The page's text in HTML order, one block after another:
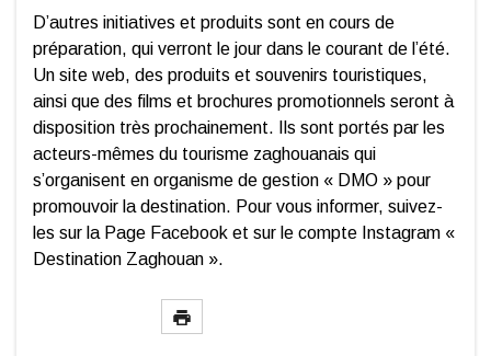
D’autres initiatives et produits sont en cours de
préparation, qui verront le jour dans le courant de l’été.
Un site web, des produits et souvenirs touristiques,
ainsi que des films et brochures promotionnels seront à
disposition très prochainement. Ils sont portés par les
acteurs-mêmes du tourisme zaghouanais qui
s’organisent en organisme de gestion « DMO » pour
promouvoir la destination. Pour vous informer, suivez-
les sur la Page Facebook et sur le compte Instagram «
Destination Zaghouan ».